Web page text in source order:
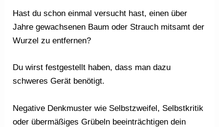
Hast du schon einmal versucht hast, einen über
Jahre gewachsenen Baum oder Strauch mitsamt der
Wurzel zu entfernen?
Du wirst festgestellt haben, dass man dazu
schweres Gerät benötigt.
Negative Denkmuster wie Selbstzweifel, Selbstkritik
oder übermäßiges Grübeln beeinträchtigen dein